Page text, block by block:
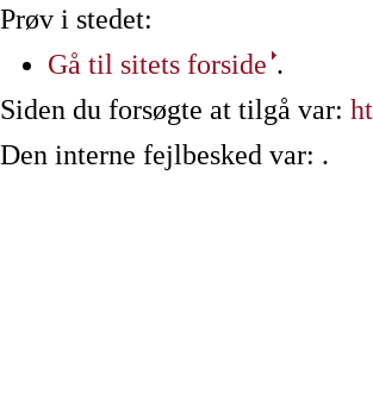
Prøv i stedet:
Gå til sitets forside .
Siden du forsøgte at tilgå var:
Den interne fejlbesked var: .